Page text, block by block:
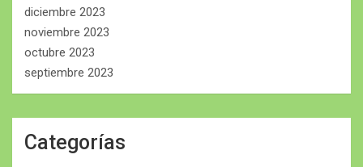
diciembre 2023
noviembre 2023
octubre 2023
septiembre 2023
Categorías